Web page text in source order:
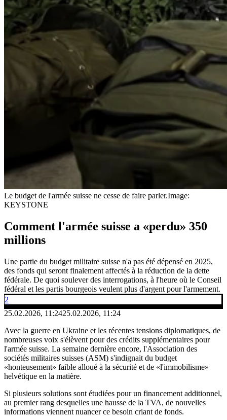
Le budget de l'armée suisse ne cesse de faire parler.Image:
KEYSTONE
Comment l'armée suisse a «perdu» 350
millions
Une partie du budget militaire suisse n'a pas été dépensé en 2025,
des fonds qui seront finalement affectés à la réduction de la dette
fédérale. De quoi soulever des interrogations, à l'heure où le Conseil
fédéral et les partis bourgeois veulent plus d'argent pour l'armement.
2
25.02.2026, 11:2425.02.2026, 11:24
Avec la guerre en Ukraine et les récentes tensions diplomatiques, de
nombreuses voix s'élèvent pour des crédits supplémentaires pour
l'armée suisse. La semaine dernière encore, l'Association des
sociétés militaires suisses (ASM) s'indignait du budget
«honteusement» faible alloué à la sécurité et de «l'immobilisme»
helvétique en la matière.
Si plusieurs solutions sont étudiées pour un financement additionnel,
au premier rang desquelles une hausse de la TVA, de nouvelles
informations viennent nuancer ce besoin criant de fonds.